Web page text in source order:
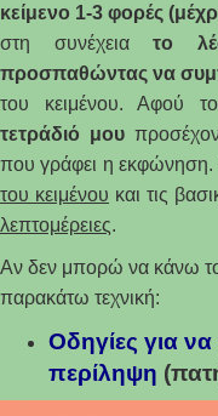
κείμενο 1-3 φορές
στη συνέχειατο λέω
προσπαθώντας να
του κειμένου. Αφού
τετράδιό μου
που γράφει η
του κειμένου και τις
λεπτομέρειες.
Αν δεν μπορώ να κάνω
παρακάτω τεχνική:
Οδηγίες για
περίληψη